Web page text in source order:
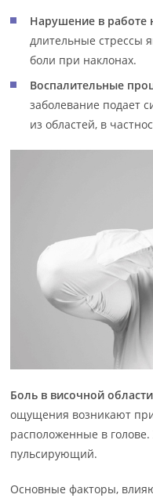
Нарушение в работе
длительные стрессы
боли при наклонах.
Воспалительные
заболевание подает
из областей, в
Боль в височной области
ощущения возникают
расположенные в
пульсирующий.
Основные факторы,